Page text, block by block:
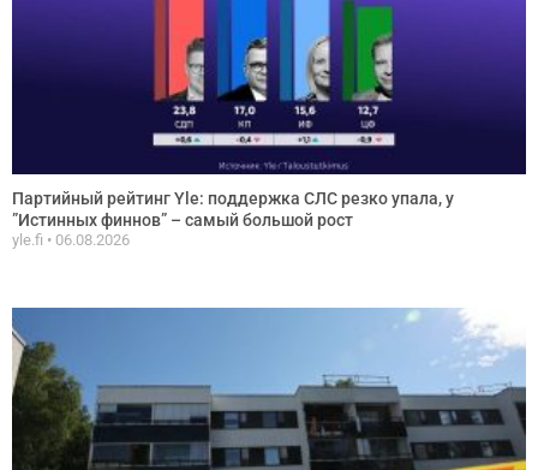
Партийный рейтинг Yle: поддержка СЛС резко упала, у
”Истинных финнов” – самый большой рост
yle.fi 06.08.2026